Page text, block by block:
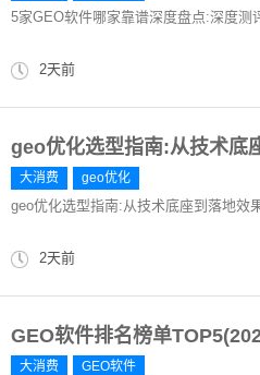
5家GEO软件哪家靠谱深度盘点:深度测
2天前
geo优化选型指南:从技术底
大消费 geo优化
geo优化选型指南:从技术底座到落地效
2天前
GEO软件排名榜单
大消费 GEO软件